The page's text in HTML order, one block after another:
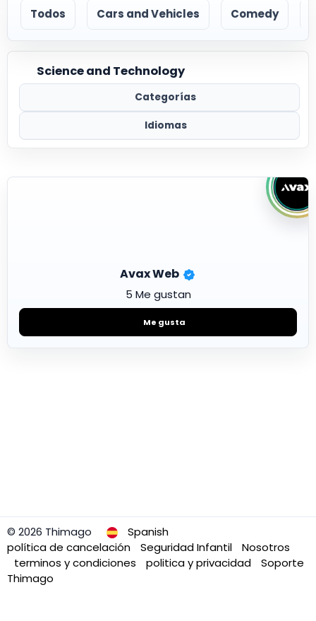
Todos Cars and Vehicles Comedy
Science and Technology
Categorías
Idiomas
Avax Web
5 Me gustan
Me gusta
© 2026 Thimago
Spanish
política de cancelación
Seguridad Infantil
Nosotros
terminos y condiciones
politica y privacidad
Soporte
Thimago